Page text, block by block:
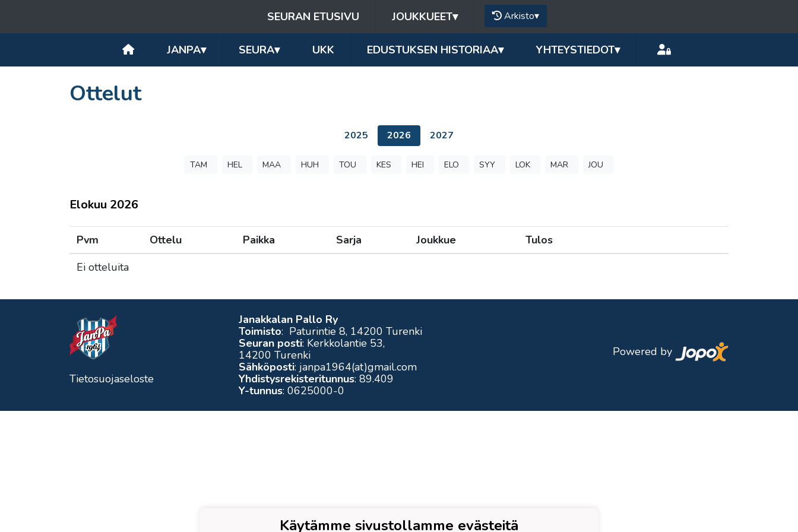
SEURAN ETUSIVU JOUKKUEET▾ Arkisto▾
JANPA▾ SEURA▾ UKK EDUSTUKSEN HISTORIAA▾ YHTEYSTIEDOT▾
Ottelut
2025 2026 2027
TAM HEL MAA HUH TOU KES HEI ELO SYY LOK MAR JOU
Elokuu 2026
Pvm Ottelu Paikka Sarja Joukkue
Tulos
Ei otteluita
Tietosuojaseloste
Janakkalan Pallo Ry
Toimisto: Paturintie 8, 14200 Turenki
Seuran posti: Kerkkolantie 53,
14200 Turenki
Sähköposti: janpa1964(at)gmail.com
Yhdistysrekisteritunnus: 89.409
Y-tunnus: 0625000-0
Powered by
Käytämme sivustollamme evästeitä